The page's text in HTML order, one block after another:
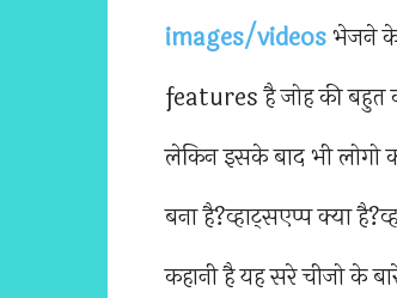
images/videosभेजने
features है जोह की
लेकिन इसके बाद भी
बना है?व्हाट्सएप्प क्या
कहानी है यह सरे चीजो के